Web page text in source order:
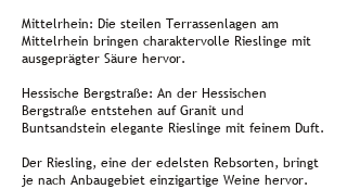
Mittelrhein: Die steilen Terrassenlagen am
Mittelrhein bringen charaktervolle Rieslinge mit
ausgeprägter Säure hervor.
Hessische Bergstraße: An der Hessischen
Bergstraße entstehen auf Granit und
Buntsandstein elegante Rieslinge mit feinem Duft.
Der Riesling, eine der edelsten Rebsorten, bringt
je nach Anbaugebiet einzigartige Weine hervor.